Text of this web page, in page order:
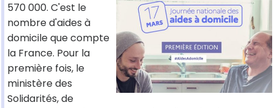
570 000. C'est le
nombre d'aides à
domicile que compte
la France. Pour la
première fois, le
ministère des
Solidarités, de